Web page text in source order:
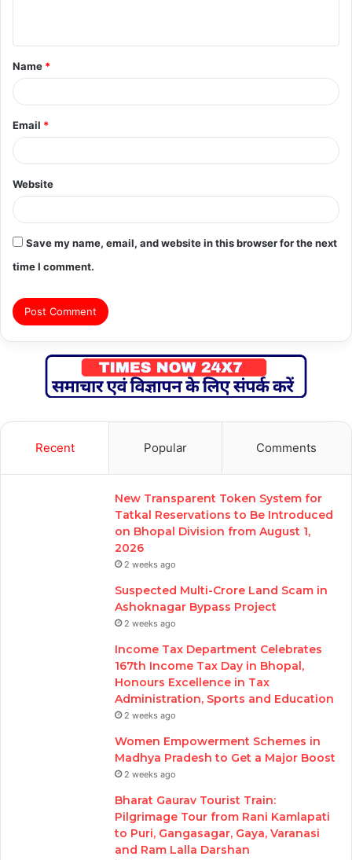
t
*
Name *
Email *
Website
Save my name, email, and website in this browser for the next
time I comment.
Recent Popular Comments
New Transparent Token System for
Tatkal Reservations to Be Introduced
on Bhopal Division from August 1,
2026
2 weeks ago
Suspected Multi-Crore Land Scam in
Ashoknagar Bypass Project
2 weeks ago
Income Tax Department Celebrates
167th Income Tax Day in Bhopal,
Honours Excellence in Tax
Administration, Sports and Education
2 weeks ago
Women Empowerment Schemes in
Madhya Pradesh to Get a Major Boost
2 weeks ago
Bharat Gaurav Tourist Train:
Pilgrimage Tour from Rani Kamlapati
to Puri, Gangasagar, Gaya, Varanasi
and Ram Lalla Darshan